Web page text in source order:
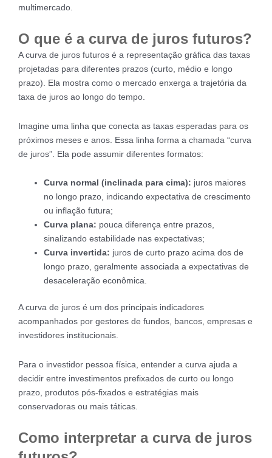
multimercado.
O que é a curva de juros futuros?
A curva de juros futuros é a representação gráfica das taxas
projetadas para diferentes prazos (curto, médio e longo
prazo). Ela mostra como o mercado enxerga a trajetória da
taxa de juros ao longo do tempo.
Imagine uma linha que conecta as taxas esperadas para os
próximos meses e anos. Essa linha forma a chamada “curva
de juros”. Ela pode assumir diferentes formatos:
Curva normal (inclinada para cima): juros maiores
no longo prazo, indicando expectativa de crescimento
ou inflação futura;
Curva plana: pouca diferença entre prazos,
sinalizando estabilidade nas expectativas;
Curva invertida: juros de curto prazo acima dos de
longo prazo, geralmente associada a expectativas de
desaceleração econômica.
A curva de juros é um dos principais indicadores
acompanhados por gestores de fundos, bancos, empresas e
investidores institucionais.
Para o investidor pessoa física, entender a curva ajuda a
decidir entre investimentos prefixados de curto ou longo
prazo, produtos pós-fixados e estratégias mais
conservadoras ou mais táticas.
Como interpretar a curva de juros